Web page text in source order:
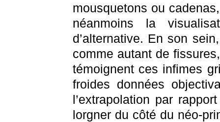
mousquetons ou
néanmoins la
d’alternative. En son
comme autant de
témoignent ces infimes
froides données
l’extrapolation par
lorgner du côté du néo-